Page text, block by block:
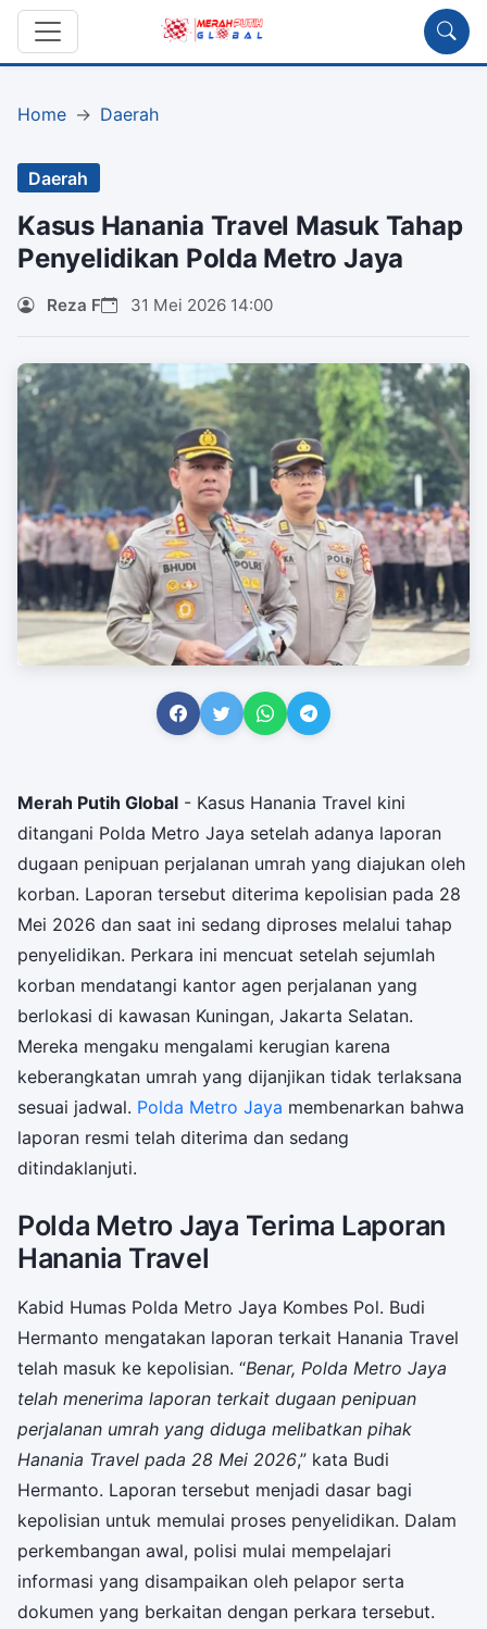
Home Daerah
Daerah
Kasus Hanania Travel Masuk Tahap
Penyelidikan Polda Metro Jaya
Reza F 31 Mei 2026 14:00
Merah Putih Global - Kasus Hanania Travel kini
ditangani Polda Metro Jaya setelah adanya laporan
dugaan penipuan perjalanan umrah yang diajukan oleh
korban. Laporan tersebut diterima kepolisian pada 28
Mei 2026 dan saat ini sedang diproses melalui tahap
penyelidikan. Perkara ini mencuat setelah sejumlah
korban mendatangi kantor agen perjalanan yang
berlokasi di kawasan Kuningan, Jakarta Selatan.
Mereka mengaku mengalami kerugian karena
keberangkatan umrah yang dijanjikan tidak terlaksana
sesuai jadwal. Polda Metro Jaya membenarkan bahwa
laporan resmi telah diterima dan sedang
ditindaklanjuti.
Polda Metro Jaya Terima Laporan
Hanania Travel
Kabid Humas Polda Metro Jaya Kombes Pol. Budi
Hermanto mengatakan laporan terkait Hanania Travel
telah masuk ke kepolisian. “Benar, Polda Metro Jaya
telah menerima laporan terkait dugaan penipuan
perjalanan umrah yang diduga melibatkan pihak
Hanania Travel pada 28 Mei 2026,” kata Budi
Hermanto. Laporan tersebut menjadi dasar bagi
kepolisian untuk memulai proses penyelidikan. Dalam
perkembangan awal, polisi mulai mempelajari
informasi yang disampaikan oleh pelapor serta
dokumen yang berkaitan dengan perkara tersebut.